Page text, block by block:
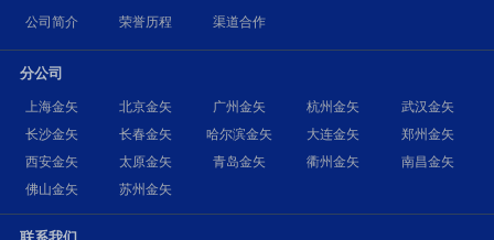
公司简介 荣誉历程 渠道合作
分公司
上海金矢 北京金矢 广州金矢 杭州金矢
武汉金矢
长沙金矢
长春金矢 哈尔滨金矢 大连金矢
郑州金矢
西安金矢
太原金矢 青岛金矢 衢州金矢
南昌金矢
佛山金矢
苏州金矢